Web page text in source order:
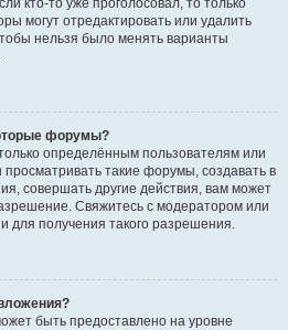
кто-то уже проголосовал, то только
могут отредактировать или удалить
нельзя было менять варианты
форумы?
определённым пользователям или
такие форумы, создавать в
совершать другие действия, вам может
Свяжитесь с модератором или
для получения такого разрешения.
быть предоставлено на уровне